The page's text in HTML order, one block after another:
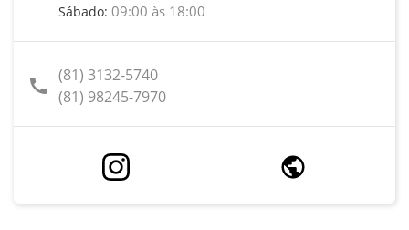
Sábado: 09:00 às 18:00
call (81) 3132-5740
(81) 98245-7970